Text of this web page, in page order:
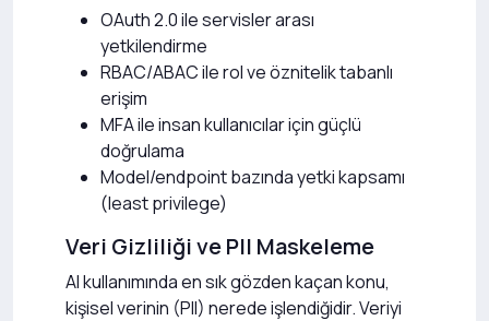
OAuth 2.0 ile servisler arası
yetkilendirme
RBAC/ABAC ile rol ve öznitelik tabanlı
erişim
MFA ile insan kullanıcılar için güçlü
doğrulama
Model/endpoint bazında yetki kapsamı
(least privilege)
Veri Gizliliği ve PII Maskeleme
AI kullanımında en sık gözden kaçan konu,
kişisel verinin (PII) nerede işlendiğidir. Veriyi